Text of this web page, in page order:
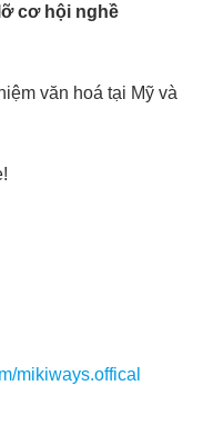
cơ hội nghề
văn hoá tại Mỹ và
mikiways.offical